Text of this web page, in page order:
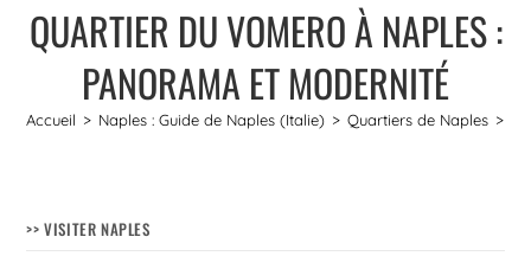
QUARTIER DU VOMERO À NAPLES :
PANORAMA ET MODERNITÉ
Accueil > Naples : Guide de Naples (Italie) > Quartiers de Naples >
>> VISITER NAPLES